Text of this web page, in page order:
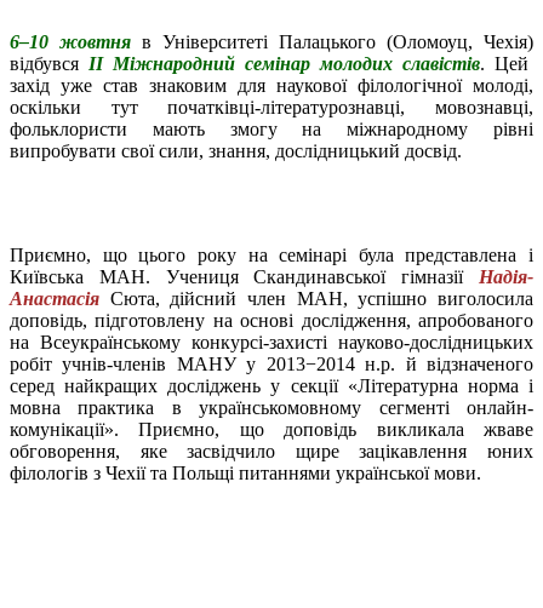
6–10 жовтня в Університеті Палацького (Оломоуц, Чехія)
відбувся ІІ Міжнародний семінар молодих славістів. Цей
захід уже став знаковим для наукової філологічної молоді,
оскільки тут початківці-літературознавці, мовознавці,
фольклористи мають змогу на міжнародному рівні
випробувати свої сили, знання, дослідницький досвід.
Приємно, що цього року на семінарі була представлена і
Київська МАН. Учениця Скандинавської гімназії Надія-
Анастасія Сюта, дійсний член МАН, успішно виголосила
доповідь, підготовлену на основі дослідження, апробованого
на Всеукраїнському конкурсі-захисті науково-дослідницьких
робіт учнів-членів МАНУ у 2013−2014 н.р. й відзначеного
серед найкращих досліджень у секції «Літературна норма і
мовна практика в українськомовному сегменті онлайн-
комунікації». Приємно, що доповідь викликала жваве
обговорення, яке засвідчило щире зацікавлення юних
філологів з Чехії та Польщі питаннями української мови.